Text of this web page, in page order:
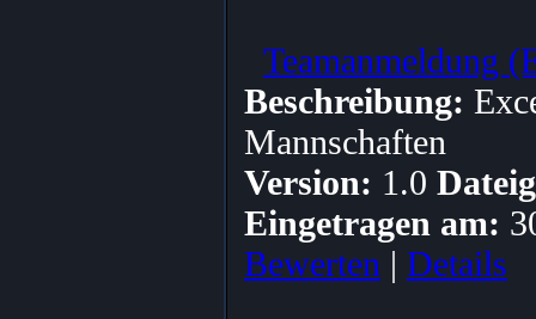
Teamanmeldung
Beschreibung:
Mannschaften
Version: 1.0
Eingetragen am:
Bewerten | Details